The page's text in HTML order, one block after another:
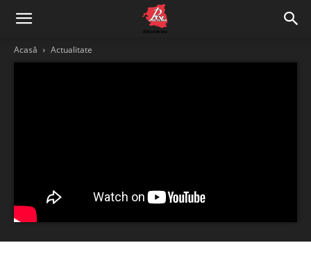
Acasă Actualitate